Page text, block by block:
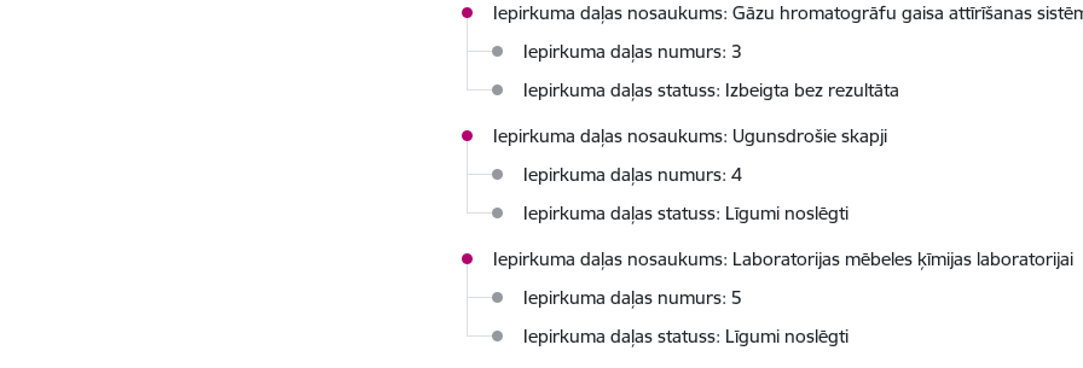
Iepirkuma daļas nosaukums: Gāzu hromatogrāfu gaisa attīrīšanas
Iepirkuma daļas numurs: 3
Iepirkuma daļas statuss: Izbeigta bez rezultāta
Iepirkuma daļas nosaukums: Ugunsdrošie skapji
Iepirkuma daļas numurs: 4
Iepirkuma daļas statuss: Līgumi noslēgti
Iepirkuma daļas nosaukums: Laboratorijas mēbeles ķīmijas laboratorijai
Iepirkuma daļas numurs: 5
Iepirkuma daļas statuss: Līgumi noslēgti